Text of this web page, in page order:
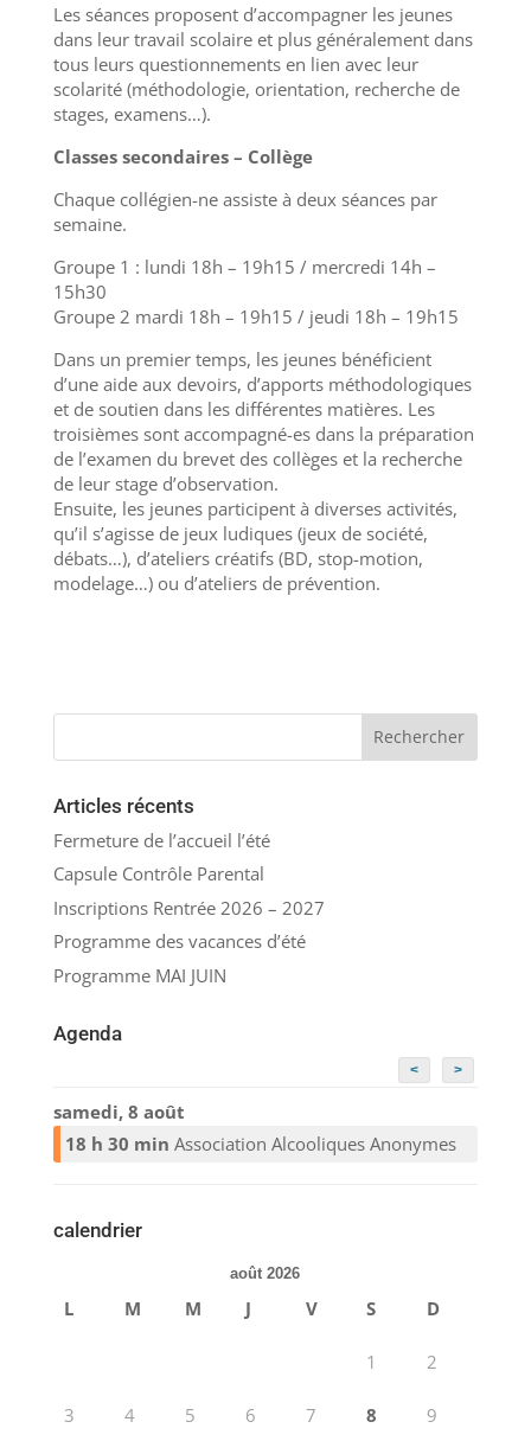
Les séances proposent d’accompagner les jeunes
dans leur travail scolaire et plus généralement dans
tous leurs questionnements en lien avec leur
scolarité (méthodologie, orientation, recherche de
stages, examens…).
Classes secondaires – Collège
Chaque collégien-ne assiste à deux séances par
semaine.
Groupe 1 : lundi 18h – 19h15 / mercredi 14h –
15h30
Groupe 2 mardi 18h – 19h15 / jeudi 18h – 19h15
Dans un premier temps, les jeunes bénéficient
d’une aide aux devoirs, d’apports méthodologiques
et de soutien dans les différentes matières. Les
troisièmes sont accompagné-es dans la préparation
de l’examen du brevet des collèges et la recherche
de leur stage d’observation.
Ensuite, les jeunes participent à diverses activités,
qu’il s’agisse de jeux ludiques (jeux de société,
débats…), d’ateliers créatifs (BD, stop-motion,
modelage…) ou d’ateliers de prévention.
Articles récents
Fermeture de l’accueil l’été
Capsule Contrôle Parental
Inscriptions Rentrée 2026 – 2027
Programme des vacances d’été
Programme MAI JUIN
Agenda
< >
samedi, 8 août
18 h 30 min Association Alcooliques Anonymes
calendrier
août 2026
L M M J V S D
1 2
3 4 5 6 7 8 9